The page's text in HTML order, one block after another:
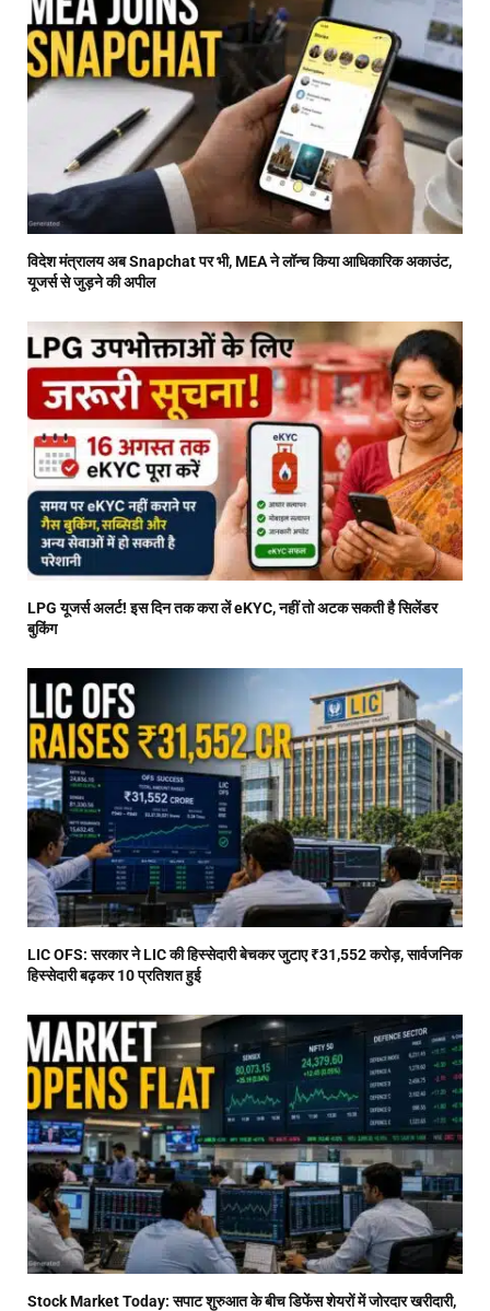
विदेश मंत्रालय अब Snapchat पर भी, MEA ने लॉन्च किया आधिकारिक अकाउंट,
यूजर्स से जुड़ने की अपील
LPG यूजर्स अलर्ट! इस दिन तक करा लें eKYC, नहीं तो अटक सकती है सिलेंडर
बुकिंग
LIC OFS: सरकार ने LIC की हिस्सेदारी बेचकर जुटाए ₹31,552 करोड़, सार्वजनिक
हिस्सेदारी बढ़कर 10 प्रतिशत हुई
Stock Market Today: सपाट शुरुआत के बीच डिफेंस शेयरों में जोरदार खरीदारी,